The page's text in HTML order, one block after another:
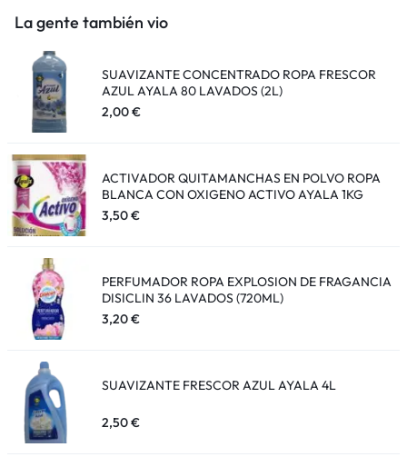
La gente también vio
SUAVIZANTE CONCENTRADO ROPA FRESCOR
AZUL AYALA 80 LAVADOS (2L)
2,00€
ACTIVADOR QUITAMANCHAS EN POLVO ROPA
BLANCA CON OXIGENO ACTIVO AYALA 1KG
3,50€
PERFUMADOR ROPA EXPLOSION DE FRAGANCIA
DISICLIN 36 LAVADOS (720ML)
3,20€
SUAVIZANTE FRESCOR AZUL AYALA 4L
2,50€